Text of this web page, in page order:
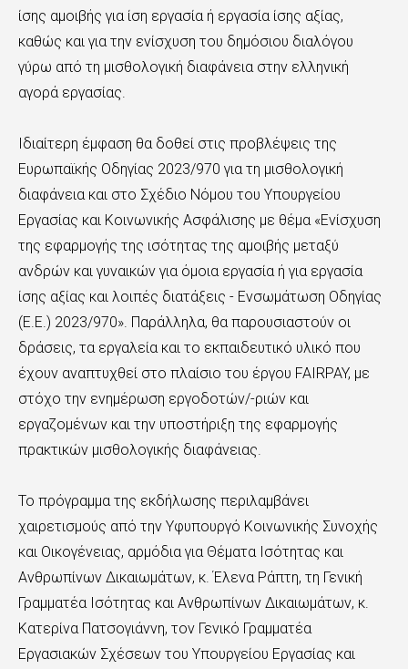
ίσης αμοιβής για ίση εργασία ή εργασία ίσης αξίας,
καθώς και για την ενίσχυση του δημόσιου διαλόγου
γύρω από τη μισθολογική διαφάνεια στην ελληνική
αγορά εργασίας.
Ιδιαίτερη έμφαση θα δοθεί στις προβλέψεις της
Ευρωπαϊκής Οδηγίας 2023/970 για τη μισθολογική
διαφάνεια και στο Σχέδιο Νόμου του Υπουργείου
Εργασίας και Κοινωνικής Ασφάλισης με θέμα «Ενίσχυση
της εφαρμογής της ισότητας της αμοιβής μεταξύ
ανδρών και γυναικών για όμοια εργασία ή για εργασία
ίσης αξίας και λοιπές διατάξεις - Ενσωμάτωση Οδηγίας
(Ε.Ε.) 2023/970». Παράλληλα, θα παρουσιαστούν οι
δράσεις, τα εργαλεία και το εκπαιδευτικό υλικό που
έχουν αναπτυχθεί στο πλαίσιο του έργου FAIRPAY, με
στόχο την ενημέρωση εργοδοτών/-ριών και
εργαζομένων και την υποστήριξη της εφαρμογής
πρακτικών μισθολογικής διαφάνειας.
Το πρόγραμμα της εκδήλωσης περιλαμβάνει
χαιρετισμούς από την Υφυπουργό Κοινωνικής Συνοχής
και Οικογένειας, αρμόδια για Θέματα Ισότητας και
Ανθρωπίνων Δικαιωμάτων, κ. Έλενα Ράπτη, τη Γενική
Γραμματέα Ισότητας και Ανθρωπίνων Δικαιωμάτων, κ.
Κατερίνα Πατσογιάννη, τον Γενικό Γραμματέα
Εργασιακών Σχέσεων του Υπουργείου Εργασίας και